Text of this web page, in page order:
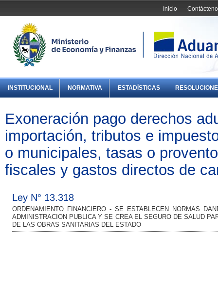
Inicio
INSTITUCIONAL NORMATIVA ESTADÍSTICAS
Exoneración pago derechos
importación, tributos e
o municipales, tasas o
fiscales y gastos directos de
Ley N° 13.318
ORDENAMIENTO FINANCIERO - SE ESTABLECEN NORMAS
ADMINISTRACION PUBLICA Y SE CREA EL SEGURO DE SALUD
DE LAS OBRAS SANITARIAS DEL ESTADO